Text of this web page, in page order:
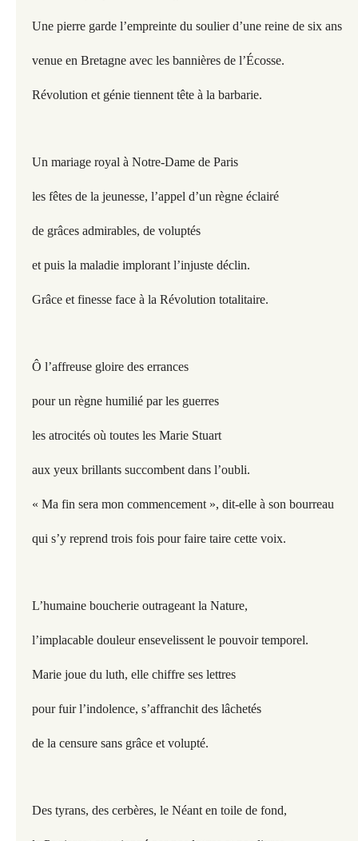
Une pierre garde l’empreinte du soulier d’une reine de six ans
venue en Bretagne avec les bannières de l’Écosse.
Révolution et génie tiennent tête à la barbarie.
Un mariage royal à Notre-Dame de Paris
les fêtes de la jeunesse, l’appel d’un règne éclairé
de grâces admirables, de voluptés
et puis la maladie implorant l’injuste déclin.
Grâce et finesse face à la Révolution totalitaire.
Ô l’affreuse gloire des errances
pour un règne humilié par les guerres
les atrocités où toutes les Marie Stuart
aux yeux brillants succombent dans l’oubli.
« Ma fin sera mon commencement », dit-elle à son bourreau
qui s’y reprend trois fois pour faire taire cette voix.
L’humaine boucherie outrageant la Nature,
l’implacable douleur ensevelissent le pouvoir temporel.
Marie joue du luth, elle chiffre ses lettres
pour fuir l’indolence, s’affranchit des lâchetés
de la censure sans grâce et volupté.
Des tyrans, des cerbères, le Néant en toile de fond,